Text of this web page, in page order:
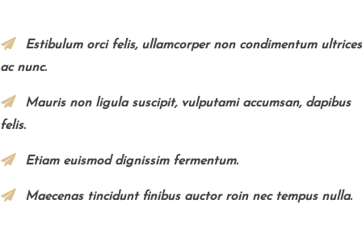
Estibulum orci felis, ullamcorper non condimentum ultrices
ac nunc.
Mauris non ligula suscipit, vulputami accumsan, dapibus
felis.
Etiam euismod dignissim fermentum.
Maecenas tincidunt finibus auctor roin nec tempus nulla.